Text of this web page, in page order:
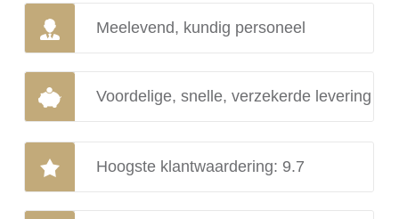
Meelevend, kundig personeel
Voordelige, snelle, verzekerde levering
Hoogste klantwaardering: 9.7